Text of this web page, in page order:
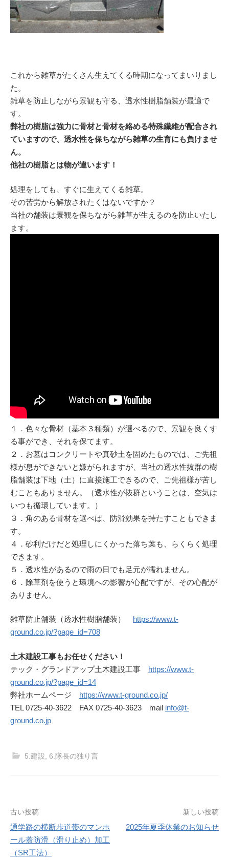
これから雑草がたくさん生えてくる時期になってまいりまし
た。
雑草を防止しながら景観も守る、透水性樹脂舗装が最適で
す。
弊社の樹脂は強力に骨材と骨材を絡める特殊繊維が配合され
ていますので、透水性を保ちながら雑草の生育にも負けませ
ん。
他社の樹脂とは物が違います！
処理をしても、すぐに生えてくる雑草。
その苦労から解放されたくはないですか？
当社の舗装は景観を保ちながら雑草が生えるのを防止いたし
ます。
１．色々な骨材（基本３種類）が選べるので、景観を良くす
る事ができ、それを保てます。
２．お墓はコンクリートや真砂土を固めたものでは、ご先祖
様が息ができないと嫌がられますが、当社の透水性抜群の樹
脂舗装は下地（土）に直接施工できるので、ご先祖様が苦し
むこともありません。（透水性が抜群ということは、空気は
いつも循環しています。）
３．角のある骨材を選べば、防滑効果を持たすこともできま
す。
４．砂利だけだと処理しにくかった落ち葉も、らくらく処理
できます。
５．透水性があるので雨の日でも足元が濡れません。
６．除草剤を使うと環境への影響が心配ですが、その心配が
ありません。
雑草防止舗装（透水性樹脂舗装） https://www.t-
ground.co.jp/?page_id=708
土木建設工事もお任せください！
テック・グランドアップ土木建設工事 https://www.t-
ground.co.jp/?page_id=14
弊社ホームページ https://www.t-ground.co.jp/
TEL 0725-40-3622 FAX 0725-40-3623 mail info@t-
ground.co.jp
5.建設 6.隊長の独り言
投
稿
ナ
古い投稿
通学路の横断歩道帯のマンホ
ール蓋防滑（滑り止め）加工
（SR工法）
新しい投稿
2025年夏季休業のお知らせ